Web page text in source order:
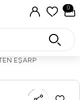
0
EŞARP